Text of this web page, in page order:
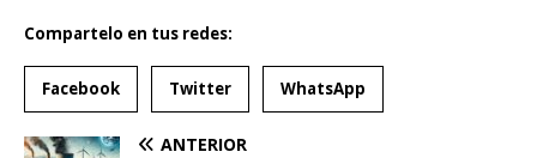
Compartelo en tus redes:
Facebook Twitter WhatsApp
ANTERIOR